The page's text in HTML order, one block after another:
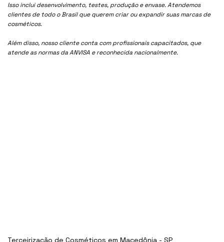
Isso inclui desenvolvimento, testes, produção e envase. Atendemos
clientes de todo o Brasil que querem criar ou expandir suas marcas de
cosméticos.
Além disso, nosso cliente conta com profissionais capacitados, que
atende as normas da ANVISA e reconhecida nacionalmente.
Terceirização de Cosméticos em Macedônia - SP